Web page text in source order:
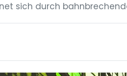
sich durch